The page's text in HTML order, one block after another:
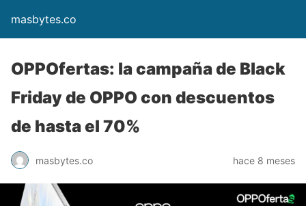
masbytes.co
OPPOfertas: la campaña de Black
Friday de OPPO con descuentos
de hasta el 70%
masbytes.co hace 8 meses